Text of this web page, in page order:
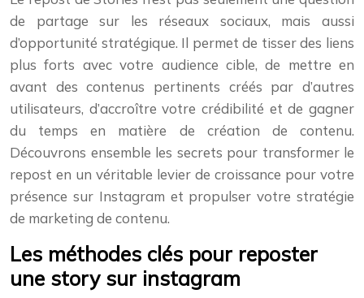
de partage sur les réseaux sociaux, mais aussi
d’opportunité stratégique. Il permet de tisser des liens
plus forts avec votre audience cible, de mettre en
avant des contenus pertinents créés par d’autres
utilisateurs, d’accroître votre crédibilité et de gagner
du temps en matière de création de contenu.
Découvrons ensemble les secrets pour transformer le
repost en un véritable levier de croissance pour votre
présence sur Instagram et propulser votre stratégie
de marketing de contenu.
Les méthodes clés pour reposter
une story sur instagram